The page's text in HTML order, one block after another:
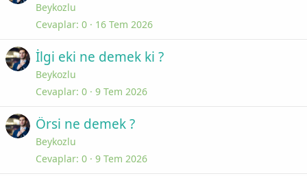
Beykozlu
Cevaplar 0 16 Tem 2026
İlgi eki ne demek ki ?
Beykozlu
Cevaplar 0 9 Tem 2026
Örsi ne demek ?
Beykozlu
Cevaplar 0 9 Tem 2026